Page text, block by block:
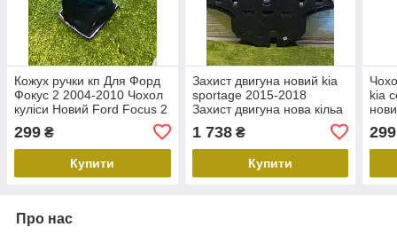
Кожух ручки кп Для Форд
Фокус 2 2004-2010 Чохол
куліси Новий Ford Focus 2
299 ₴
Купити
Захист двигуна новий kia
sportage 2015-2018
Захист двигуна нова кільа
спортедж Захист Кіа спорт
едж 41X134-5
1 738₴
Купити
kia
299
Про нас